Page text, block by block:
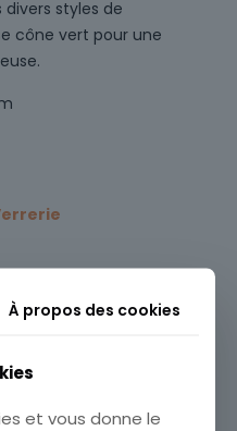
styles de
cône vert pour une
aussi…
À propos des cookies
et vous donne le